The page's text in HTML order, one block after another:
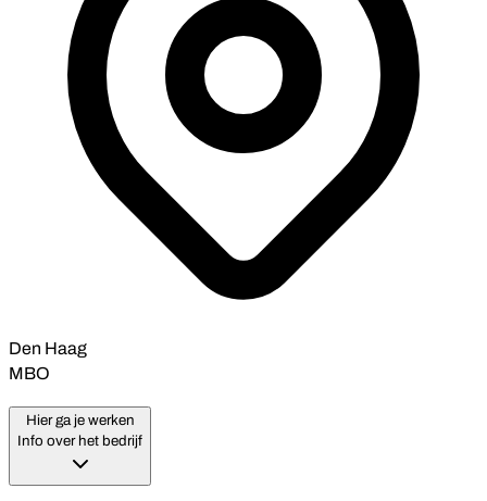
Den Haag
MBO
Hier ga je werken
Info over het bedrijf